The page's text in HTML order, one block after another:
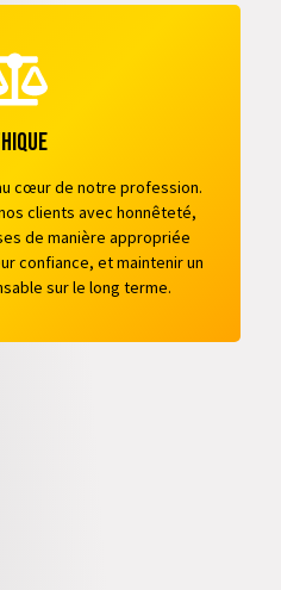
cœur de notre profession.
clients avec honnêteté,
de manière appropriée
confiance, et maintenir un
sur le long terme.